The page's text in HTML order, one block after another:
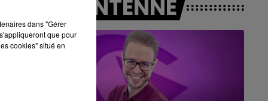
A L'ANTENNE
dans "Gérer
que pour
cookies" situé en